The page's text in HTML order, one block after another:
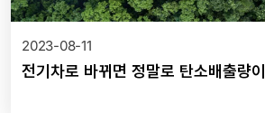
2023-08-11
전기차로 바뀌면 정말로 탄소배출량